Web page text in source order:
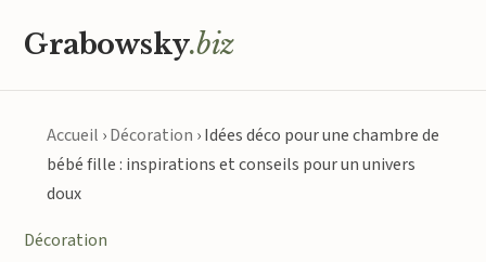
Grabowsky.biz
Accueil › Décoration › Idées déco pour une chambre de
bébé fille : inspirations et conseils pour un univers
doux
Décoration